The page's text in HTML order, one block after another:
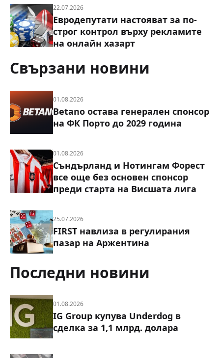
22.07.2026
Евродепутати настояват за по-
строг контрол върху рекламите
на онлайн хазарт
Свързани новини
01.08.2026
Betano остава генерален спонсор
на ФК Порто до 2029 година
01.08.2026
Съндърланд и Нотингам Форест
все още без основен спонсор
преди старта на Висшата лига
25.07.2026
FIRST навлиза в регулирания
пазар на Аржентина
Последни новини
01.08.2026
IG Group купува Underdog в
сделка за 1,1 млрд. долара